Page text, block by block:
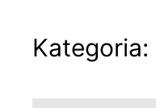
Kategoria: